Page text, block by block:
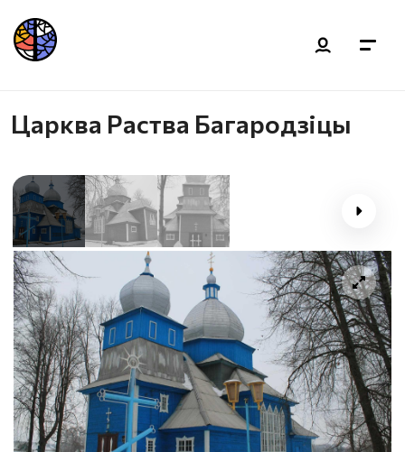
Царква Раства Багародзіцы